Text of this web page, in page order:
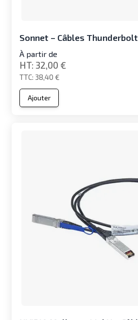
Sonnet – Câbles Thunderbolt
À partir de
38,40 €
32,00 €
Ajouter